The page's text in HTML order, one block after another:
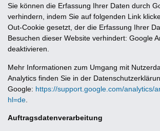
Sie können die Erfassung Ihrer Daten durch
verhindern, indem Sie auf folgenden Link
Out-Cookie gesetzt, der die Erfassung Ihrer
Besuchen dieser Website verhindert: Google
deaktivieren
Mehr Informationen zum Umgang mit
Analytics finden Sie in der
Google: https://support.google.com/analytics/
hl=de
Auftragsdatenverarbeitung